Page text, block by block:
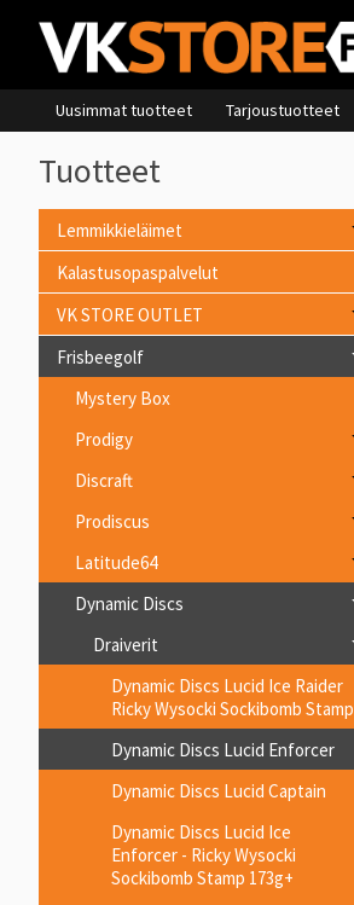
Uusimmat tuotteet Tarjoustuotteet
Tuotteet
Lemmikkieläimet
Kalastusopaspalvelut
VK STORE OUTLET
Frisbeegolf
Mystery Box
Prodigy
Discraft
Prodiscus
Latitude64
Dynamic Discs
Draiverit
Dynamic Discs Lucid Ice Raider
Ricky Wysocki Sockibomb Stamp
Dynamic Discs Lucid Enforcer
Dynamic Discs Lucid Captain
Dynamic Discs Lucid Ice
Enforcer - Ricky Wysocki
Sockibomb Stamp 173g+